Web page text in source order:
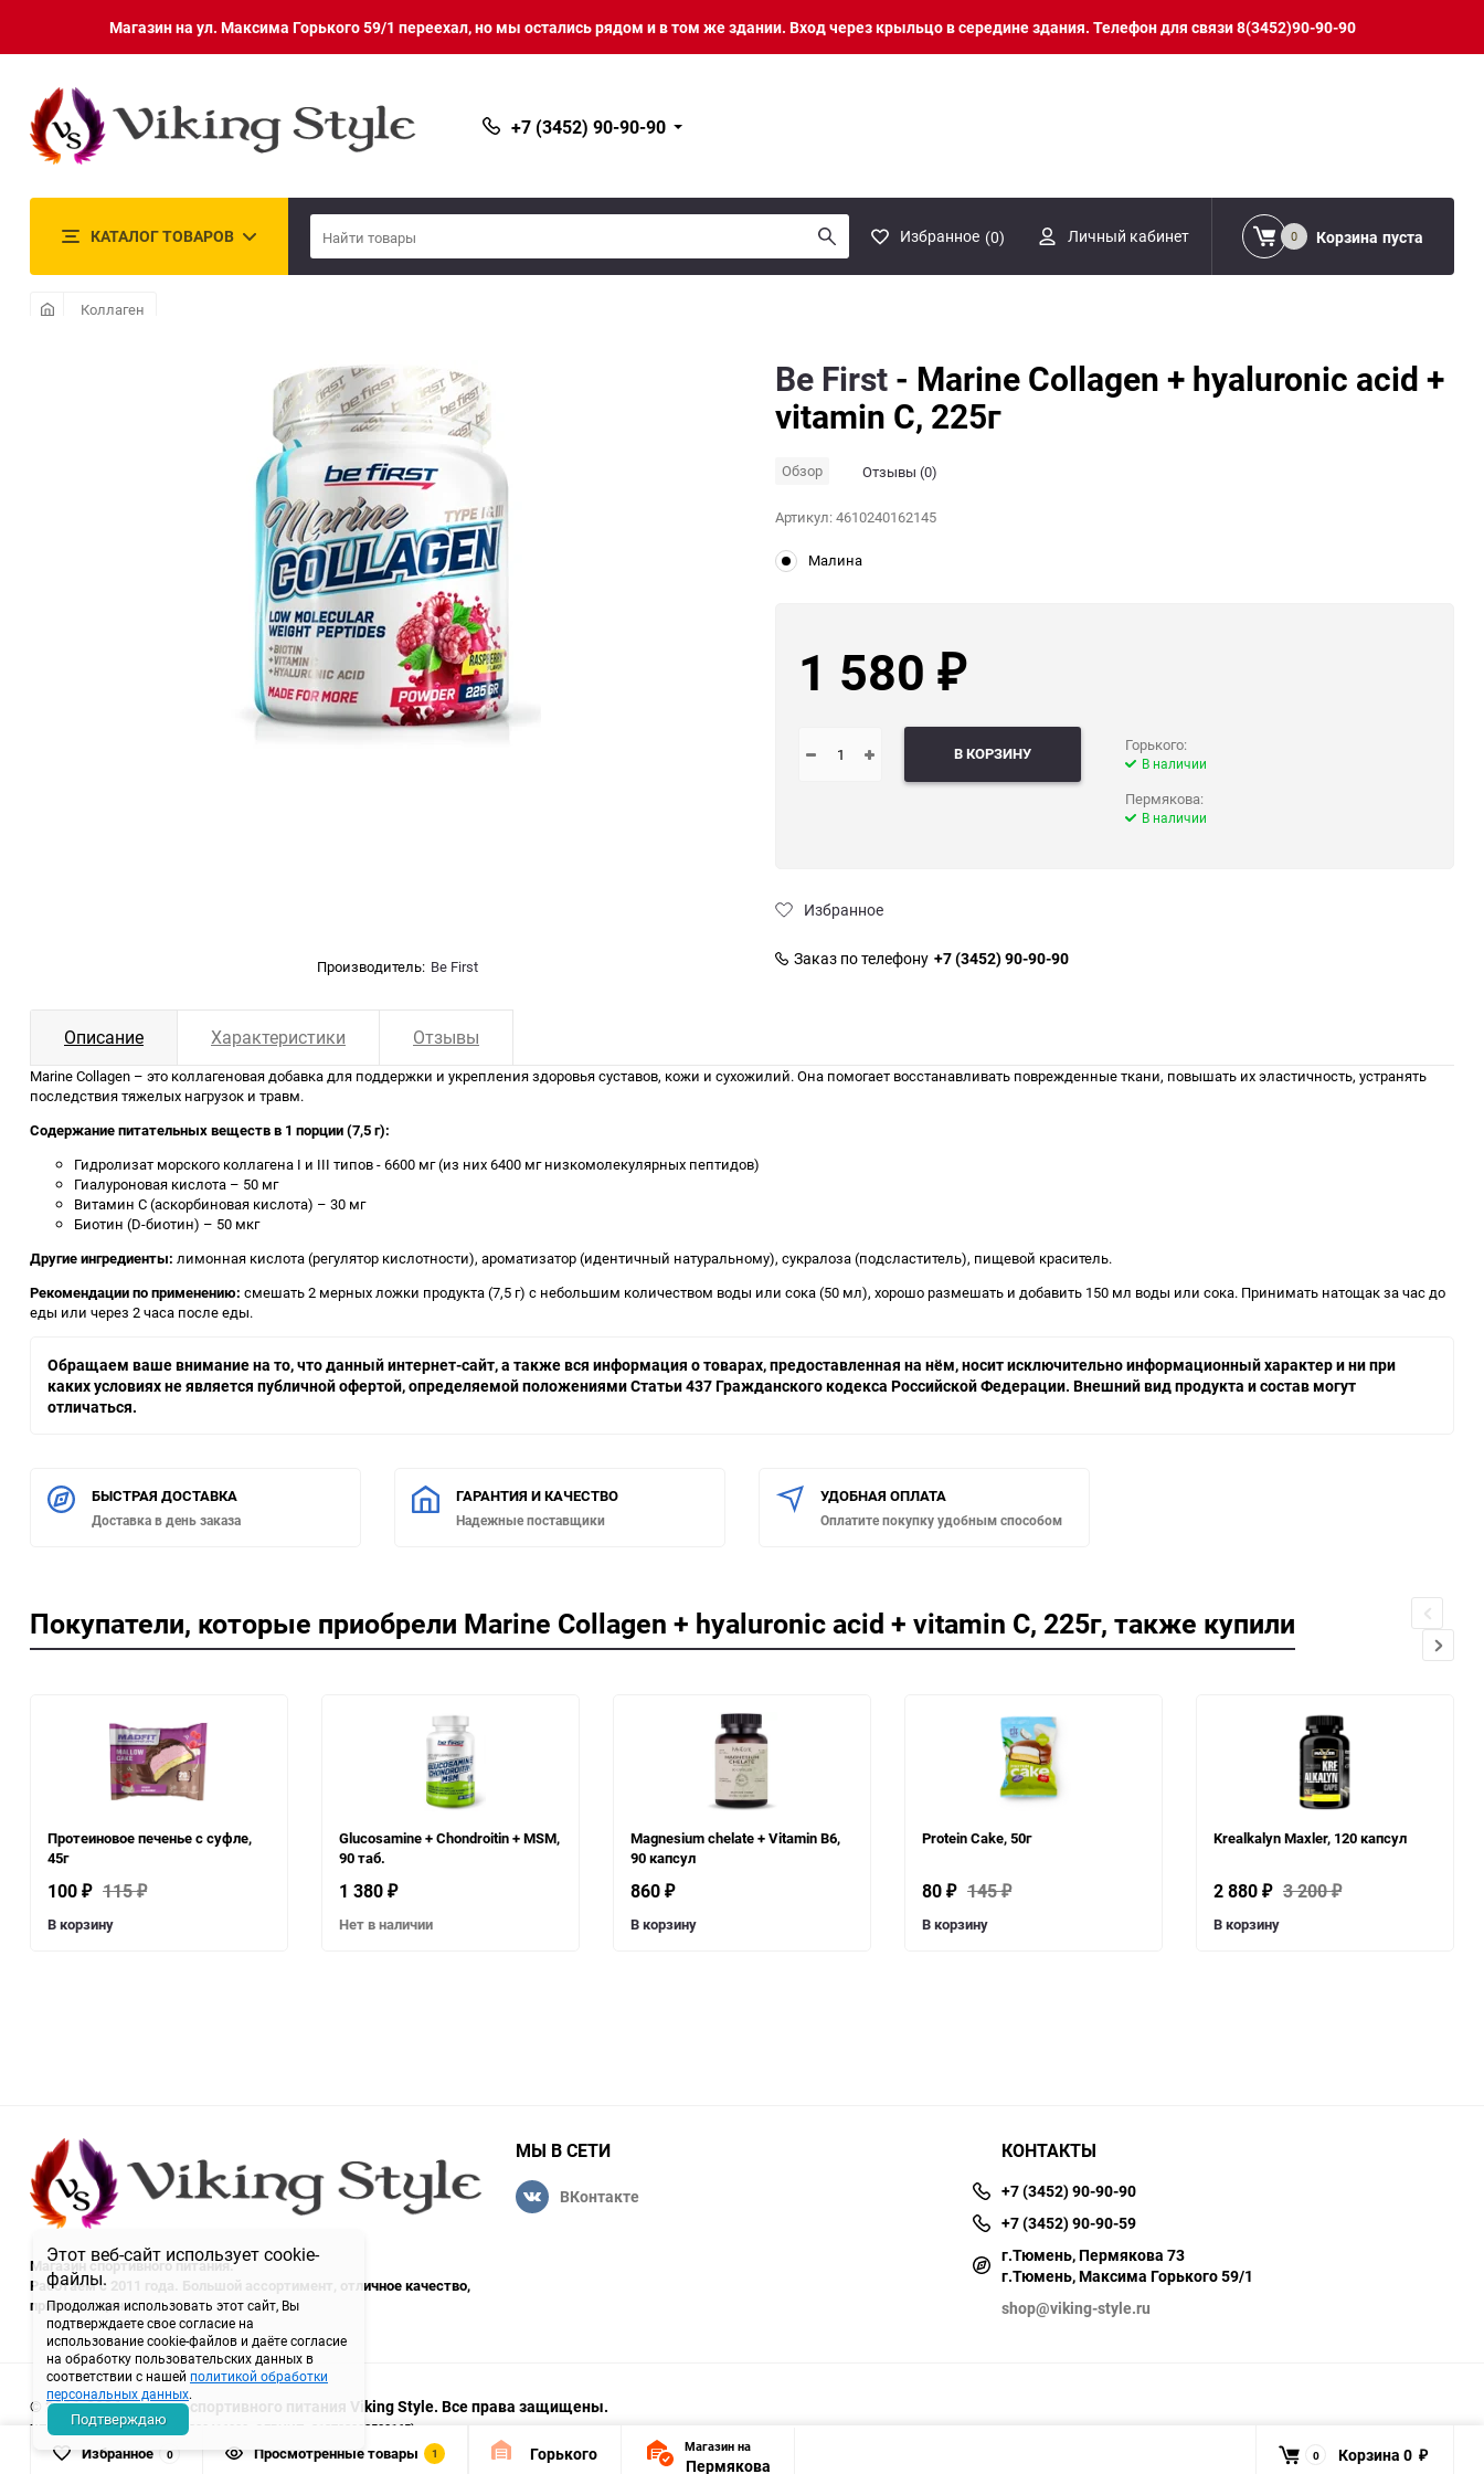
Этот веб-сайт использует cookie-
файлы.
Продолжая использовать этот сайт, Вы
подтверждаете свое согласие на
использование cookie-файлов и даёте согласие
на обработку пользовательских данных в
соответствии с нашей политикой обработки
персональных данных.
Подтверждаю
Магазин на ул. Максима Горького 59/1 переехал, но мы остались рядом и в том же здании. Вход через крыльцо в середине здания. Телефон для связи 8(3452)90-90-90
+7 (3452) 90-90-90
КАТАЛОГ ТОВАРОВ Избранное (0) Личный кабинет 0 Корзина пуста
Коллаген
Производитель: Be First
Be First- Marine Collagen + hyaluronic acid +
vitamin C, 225г
Обзор Отзывы (0)
Артикул:4610240162145
Малина
1 580 ₽
В КОРЗИНУ Горького:
В наличии
Пермякова:
В наличии
Избранное
Заказ по телефону +7 (3452) 90-90-90
Описание Характеристики Отзывы
Marine Collagen – это коллагеновая добавка для поддержки и укрепления здоровья суставов, кожи и сухожилий. Она помогает восстанавливать поврежденные ткани, повышать их эластичность, устранять
последствия тяжелых нагрузок и травм.
Содержание питательных веществ в 1 порции (7,5 г):
Гидролизат морского коллагена I и III типов - 6600 мг (из них 6400 мг низкомолекулярных пептидов)
Гиалуроновая кислота – 50 мг
Витамин С (аскорбиновая кислота) – 30 мг
Биотин (D-биотин) – 50 мкг
Другие ингредиенты: лимонная кислота (регулятор кислотности), ароматизатор (идентичный натуральному), сукралоза (подсластитель), пищевой краситель.
Рекомендации по применению: смешать 2 мерных ложки продукта (7,5 г) с небольшим количеством воды или сока (50 мл), хорошо размешать и добавить 150 мл воды или сока. Принимать натощак за час до
еды или через 2 часа после еды.
Обращаем ваше внимание на то, что данный интернет-сайт, а также вся информация о товарах, предоставленная на нём, носит исключительно информационный характер и ни при
каких условиях не является публичной офертой, определяемой положениями Статьи 437 Гражданского кодекса Российской Федерации. Внешний вид продукта и состав могут
отличаться.
БЫСТРАЯ ДОСТАВКА
Доставка в день заказа
ГАРАНТИЯ И КАЧЕСТВО
Надежные поставщики
УДОБНАЯ ОПЛАТА
Оплатите покупку удобным способом
Покупатели, которые приобрели Marine Collagen + hyaluronic acid + vitamin C, 225г, также купили
Протеиновое печенье с суфле,
45г
100 ₽ 115₽
В корзину
Glucosamine + Chondroitin + MSM,
90 таб.
1 380 ₽
Нет в наличии
Magnesium chelate + Vitamin B6,
90 капсул
860 ₽
В корзину
Protein Cake, 50г
80 ₽ 145₽
В корзину
Krealkalyn Maxler, 120 капсул
2 880 ₽ 3 200₽
В корзину
Магазин спортивного питания.
Работаем с 2011 года. Большой ассортимент, отличное качество,
приятные цены.
МЫ В СЕТИ
ВКонтакте
КОНТАКТЫ
+7 (3452) 90-90-90
+7 (3452) 90-90-59
г.Тюмень, Пермякова 73
г.Тюмень, Максима Горького 59/1
shop@viking-style.ru
© 2011-2026 магазин спортивного питания Viking Style. Все права защищены.
ИП Семитко Н.П. (ИНН: 720320416000, ОГРНИП: 313723202500165)
Избранное 0 Просмотренные товары 1 Горького Магазин на
Пермякова
0 Корзина 0 ₽